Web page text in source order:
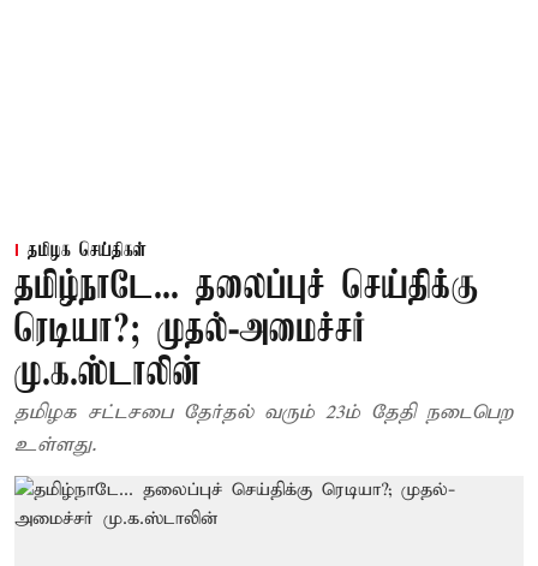
தமிழக செய்திகள்
தமிழ்நாடே... தலைப்புச் செய்திக்கு
ரெடியா?; முதல்-அமைச்சர்
மு.க.ஸ்டாலின்
தமிழக சட்டசபை தேர்தல் வரும் 23ம் தேதி நடைபெற
உள்ளது.